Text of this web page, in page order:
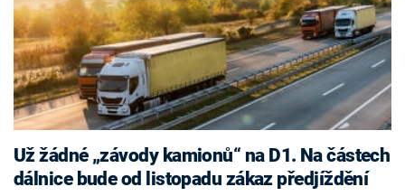
Už žádné „závody kamionů“ na D1. Na částech
dálnice bude od listopadu zákaz předjíždění